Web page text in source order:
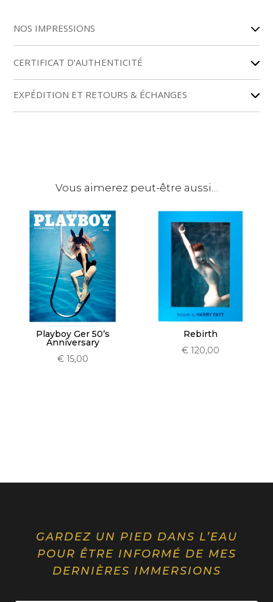
t
e
t
i
NOS IMPRESSIONS
CERTIFICAT D'AUTHENTICITÉ
EXPÉDITION ET RETOURS & ÉCHANGES
Vous aimerez peut-être aussi…
Playboy Ger 50’s
Anniversary
€15,00
Rebirth
€120,00
GARDEZ UN PIED DANS L’EAU
POUR ÊTRE INFORMÉ DE MES
DERNIÈRES IMMERSIONS